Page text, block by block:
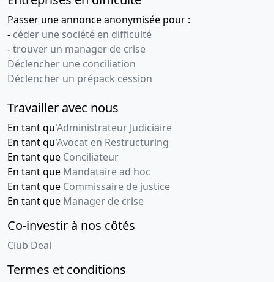
Passer une annonce anonymisée pour :
- céder une société en difficulté
-trouver un manager de crise
Déclencher une conciliation
Déclencher un prépack cession
Travailler avec nous
En tant qu'Administrateur Judiciaire
En tant qu'Avocat en Restructuring
En tant que Conciliateur
En tant que Mandataire ad hoc
En tant que Commissaire de justice
En tant que Manager de crise
Co-investir à nos côtés
Club Deal
Termes et conditions